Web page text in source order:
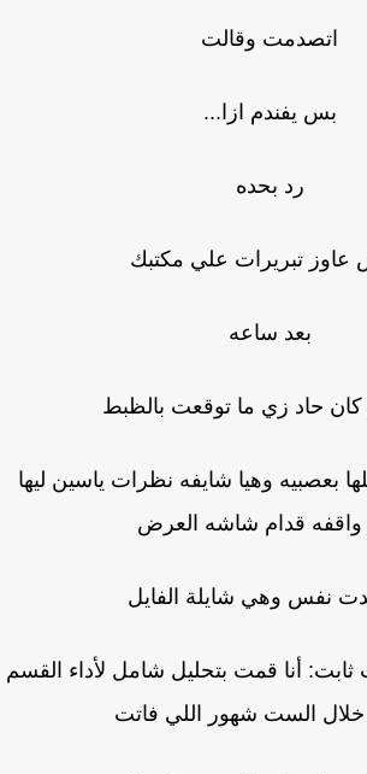
اتصدمت وقالت
بس يفندم ازا...
رد بحده
تبريرات علي مكتبك
بعد ساعه
كان حاد زي ما توقعت بالظبط
بعصبيه وهيا شايفه نظرات ياسين ليها
قدام شاشه العرض
نفس وهي شايلة الفايل
أنا قمت بتحليل شامل لأداء القسم
الست شهور اللي فاتت